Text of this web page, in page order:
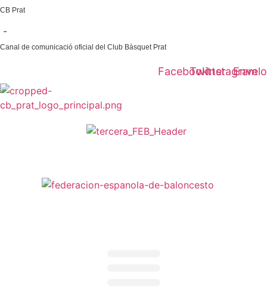
Ir
contenido
CB Prat
-
Canal de comunicació oficial del Club Bàsquet Prat
FacebookTwitter
Instagram